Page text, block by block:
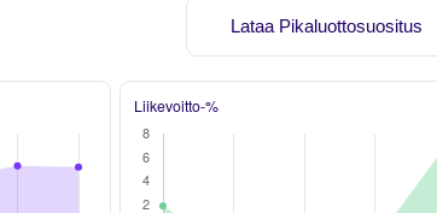
Lataa Pikaluottosuositus
Liikevoitto-%